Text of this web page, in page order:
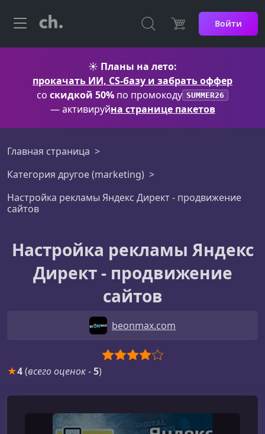
Войти
☀️ Планы на лето:
прокачать ИИ, CS-базу и забрать оффер
со скидкой 50% по промокоду SUMMER26
— активируйна странице пакетов
Главная страница
Категория другое (marketing)
Настройка рекламы Яндекс Директ - продвижение
сайтов
Настройка рекламы Яндекс
Директ - продвижение
сайтов
beonmax.com
★4(всего оценок-5)